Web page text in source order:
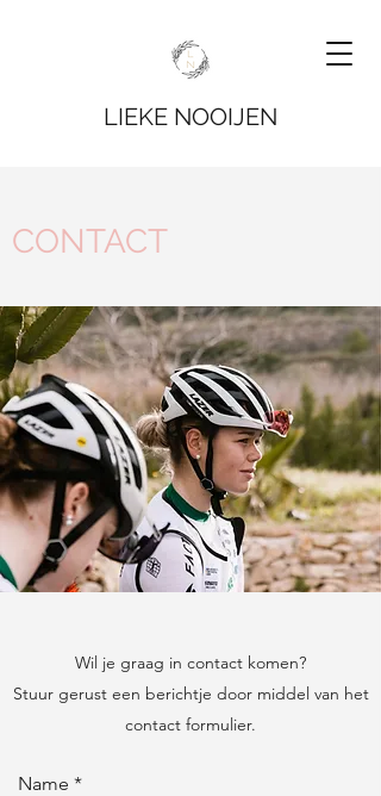
LIEKE NOOIJEN
CONTACT
Wil je graag in contact komen?
Stuur gerust een berichtje door middel van het
contact formulier.
Name